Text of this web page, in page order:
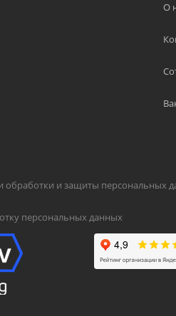
О
обработки и защиты персональных
персональных данных